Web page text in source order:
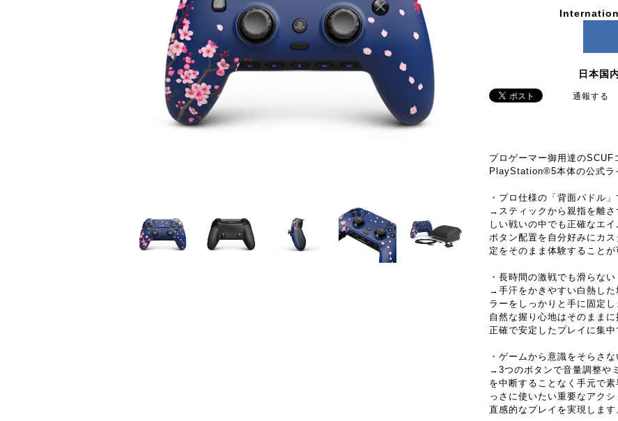
日本国
通報する
プロゲーマー御用達のSCUF
PlayStation®5本体の公式ラ
・プロ仕様の「背面パドル
→スティックから親指を離
しい戦いの中でも正確なエ
ボタン配置を自分好みにカ
定をそのまま体験することが
・長時間の激戦でも滑らな
→手汗をかきやすい白熱し
ラーをしっかりと手に固定し
自然な握り心地はそのまま
正確で安定したプレイに集中
・ゲームから意識をそらさ
→3つのボタンで音量調整や
を中断することなく手元で
っさに使いたい重要なアク
直感的なプレイを実現します